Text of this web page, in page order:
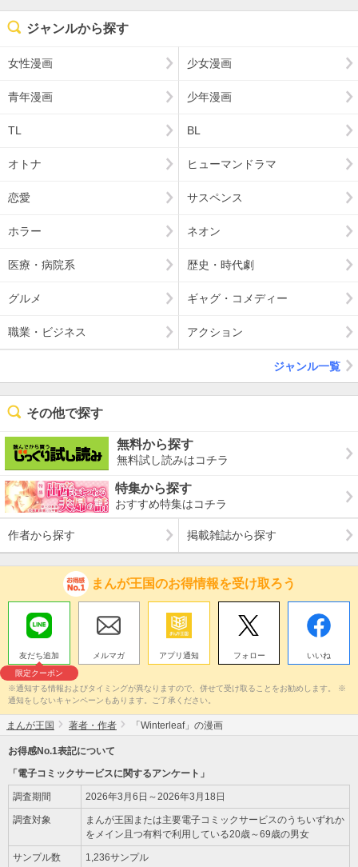
ジャンルから探す
女性漫画 少女漫画
青年漫画 少年漫画
TL BL
オトナ ヒューマンドラマ
恋愛 サスペンス
ホラー ネオン
医療・病院系 歴史・時代劇
グルメ ギャグ・コメディー
職業・ビジネス アクション
ジャンル一覧
その他で探す
無料から探す
無料試し読みはコチラ
特集から探す
おすすめ特集はコチラ
作者から探す 掲載雑誌から探す
まんが王国のお得情報を受け取ろう
友だち追加
限定クーポン
メルマガ アプリ通知 フォロー いいね
※通知する情報およびタイミングが異なりますので、併せて受け取ることをお勧めします。 ※
通知をしないキャンペーンもあります。ご了承ください。
まんが王国 著者・作者 「Winterleaf」の漫画
お得感No.1表記について
「電子コミックサービスに関するアンケート」
調査期間 2026年3月6日～2026年3月18日
調査対象
まんが王国または主要電子コミックサービスのうちいずれか
をメイン且つ有料で利用している20歳～69歳の男女
サンプル数 1,236サンプル